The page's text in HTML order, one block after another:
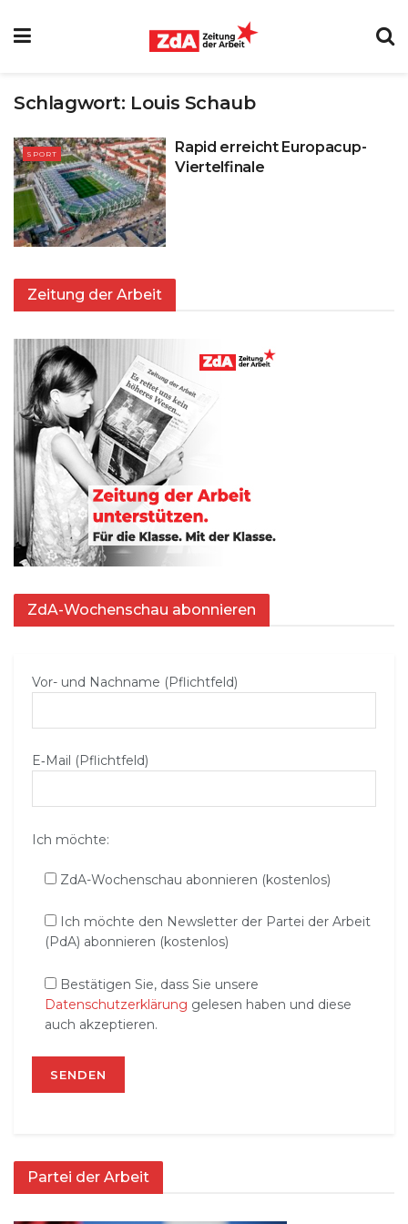
Schlagwort: Louis Schaub
SPORT
Rapid erreicht Europacup-
Viertelfinale
Zeitung der Arbeit
ZdA-Wochenschau abonnieren
Vor- und Nachname (Pflichtfeld)
E‑Mail (Pflichtfeld)
Ich möchte:
ZdA-Wochenschau abonnieren (kostenlos)
Ich möchte den Newsletter der Partei der Arbeit
(PdA) abonnieren (kostenlos)
Bestätigen Sie, dass Sie unsere
Datenschutzerklärung gelesen haben und diese
auch akzeptieren.
Partei der Arbeit